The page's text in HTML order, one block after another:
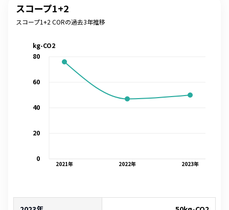
スコープ1+2
スコープ1+2 CORの過去3年推移
2021年 2022年 2023年
0
20
40
60
80
kg-CO2